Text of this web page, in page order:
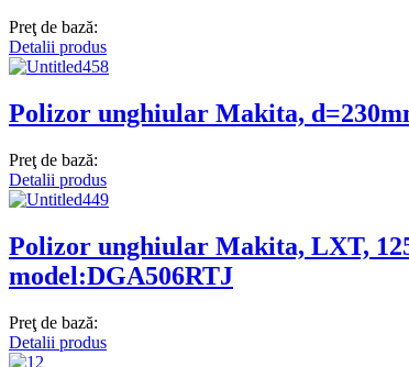
Preţ de bază:
Detalii produs
Polizor unghiular Makita,
Preţ de bază:
Detalii produs
Polizor unghiular Makita, LXT,
model:DGA506RTJ
Preţ de bază:
Detalii produs